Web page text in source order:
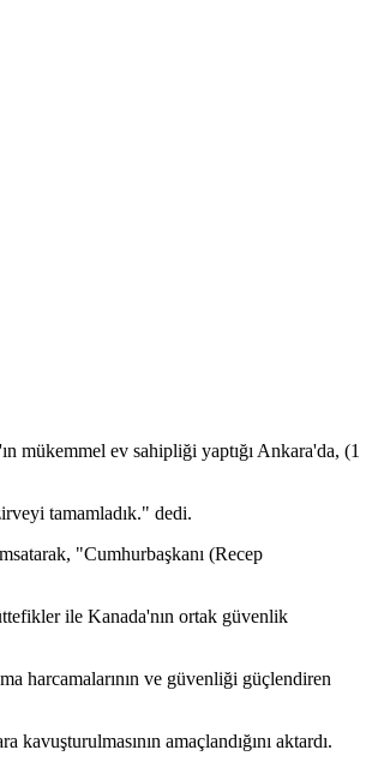
mükemmel ev sahipliği yaptığı Ankara'da, (1
tamamladık." dedi.
"Cumhurbaşkanı (Recep
ile Kanada'nın ortak güvenlik
harcamalarının ve güvenliği güçlendiren
amaçlandığını aktardı.